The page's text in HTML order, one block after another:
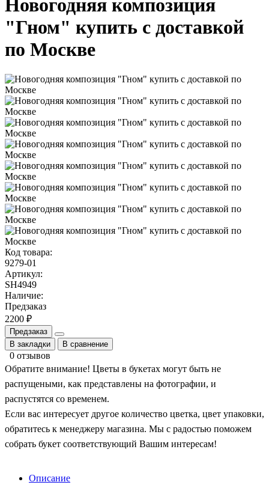
Новогодняя композиция
"Гном" купить с доставкой
по Москве
Код товара:
9279-01
Артикул:
SH4949
Наличие:
Предзаказ
2200 ₽
Предзаказ
В закладки
В сравнение
0 отзывов
Обратите внимание! Цветы в букетах могут быть не
распущеными, как представлены на фотографии, и
распустятся со временем.
Если вас интересует другое количество цветка, цвет упаковки,
обратитесь к менеджеру магазина. Мы с радостью поможем
собрать букет соответствующий Вашим интересам!
Описание